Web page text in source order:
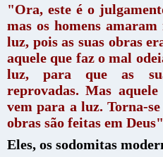
"Ora, este é o
mas os homens
luz, pois as suas obras
aquele que faz o mal
luz, para que as
reprovadas. Mas
vem para a luz. Torna-
obras são feitas em
Eles, os sodomitas